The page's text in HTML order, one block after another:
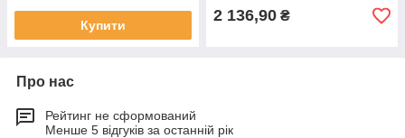
Купити
2 136,90 ₴
Про нас
Рейтинг не сформований
Менше 5 відгуків за останній рік